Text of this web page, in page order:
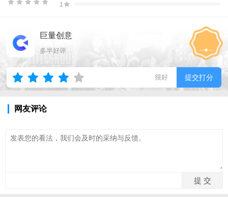
1
巨量创意
多半好评
很好 提交打分
网友评论